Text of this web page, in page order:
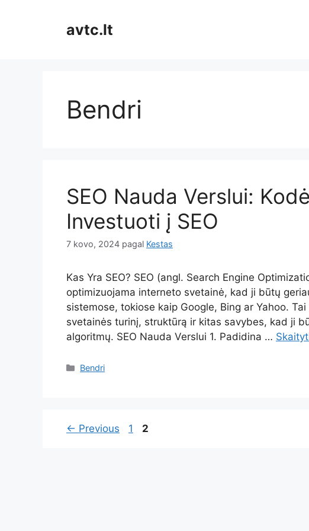
avtc.lt
Bendri
SEO Nauda Verslui:
Investuoti į SEO
7 kovo, 2024 pagal Kestas
Kas Yra SEO? SEO (angl. Search Engine
optimizuojama interneto svetainė, kad ji būtų
sistemose, tokiose kaip Google, Bing ar Yahoo.
svetainės turinį, struktūrą ir kitas savybes, kad ji
algoritmų. SEO Nauda Verslui 1. Padidina …
Kategorijos
Bendri
← Previous Page
1 Page
2